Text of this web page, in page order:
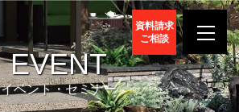
資料請求
ご相談
EVENT
イベント・セミナー